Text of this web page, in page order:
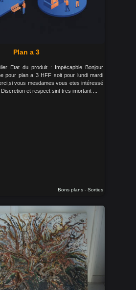
Plan a 3
Etat du produit : Impécapble Bonjour
pour plan a 3 HFF soit pour lundi mardi
vous mesdames vous etes intéressé
et respect sint tres imortant ...
Bons plans - Sorties